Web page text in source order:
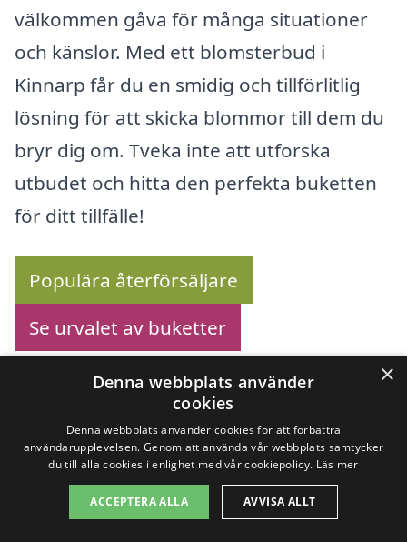
välkommen gåva för många situationer
och känslor. Med ett blomsterbud i
Kinnarp får du en smidig och tillförlitlig
lösning för att skicka blommor till dem du
bryr dig om. Tveka inte att utforska
utbudet och hitta den perfekta buketten
för ditt tillfälle!
Populära återförsäljare
Se urvalet av buketter
Köp blommor online –
Se utbudet här!
×
Denna webbplats använder
cookies
Denna webbplats använder cookies för att förbättra
användarupplevelsen. Genom att använda vår webbplats samtycker
du till alla cookies i enlighet med vår cookiepolicy. Läs mer
ACCEPTERA ALLA AVVISA ALLT